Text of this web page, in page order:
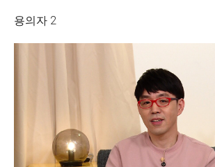
용의자 2